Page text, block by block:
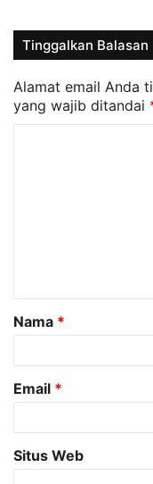
Tinggalkan Balasan
Alamat email Anda
yang wajib ditandai
a
r
Nama *
Email *
Situs Web